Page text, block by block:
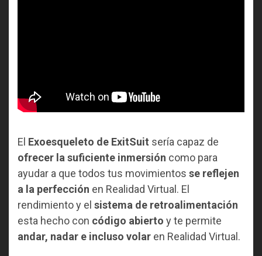
El Exoesqueleto de ExitSuit sería capaz de
ofrecer la suficiente inmersión como para
ayudar a que todos tus movimientos se reflejen
a la perfección en Realidad Virtual. El
rendimiento y el sistema de retroalimentación
esta hecho con código abierto y te permite
andar, nadar e incluso volar en Realidad Virtual.